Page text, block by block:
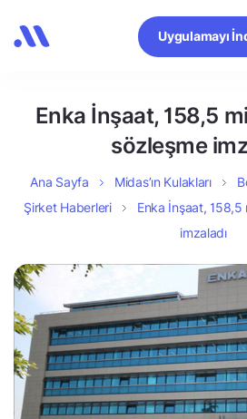
Uygulamayı
Enka İnşaat, 158,5
sözleşme
Ana Sayfa Midas’ın Kulakları
Şirket Haberleri
Enka İnşaat, 158,5
imzaladı